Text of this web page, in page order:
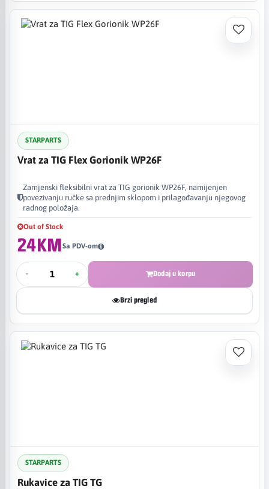
STARPARTS
Vrat za TIG Flex Gorionik WP26F
Zamjenski fleksibilni vrat za TIG gorionik WP26F, namijenjen
povezivanju ručke sa prednjim sklopom i prilagođavanju njegovog
radnog položaja.
Out of Stock
24KMSa PDV-om
- + Dodaj u korpu
Brzi pregled
STARPARTS
Rukavice za TIG TG